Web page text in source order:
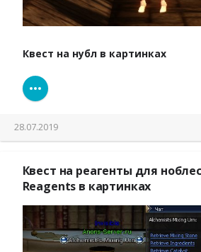
Квест на нубл в картинках
28.07.2019
Квест на реагенты для
Reagents в картинках